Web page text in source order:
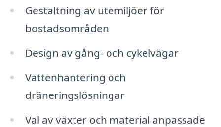
Gestaltning av utemiljöer för
bostadsområden
Design av gång- och cykelvägar
Vattenhantering och
dräneringslösningar
Val av växter och material anpassade